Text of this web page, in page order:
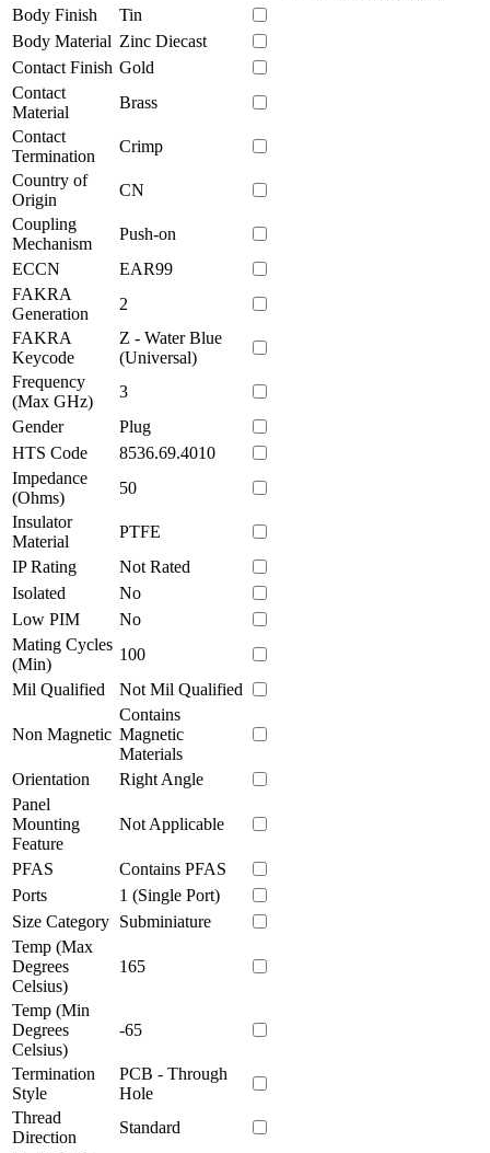
Body Finish
Tin
Body Material Zinc Diecast
Contact Finish Gold
Contact
Material
Brass
Contact
Termination
Crimp
Country of
Origin
CN
Coupling
Mechanism
Push-on
ECCN
EAR99
FAKRA
Generation
2
FAKRA
Keycode
Z - Water Blue
(Universal)
Frequency
(Max GHz)
3
Gender
Plug
HTS Code
8536.69.4010
Impedance
(Ohms)
50
Insulator
Material
PTFE
IP Rating
Not Rated
Isolated
No
Low PIM
No
Mating Cycles
(Min)
100
Mil Qualified
Not Mil Qualified
Non Magnetic
Contains
Magnetic
Materials
Orientation
Right Angle
Panel
Mounting
Feature
Not Applicable
PFAS
Contains PFAS
Ports
1 (Single Port)
Size Category Subminiature
Temp (Max
Degrees
Celsius)
165
Temp (Min
Degrees
Celsius)
-65
Termination
Style
PCB - Through
Hole
Thread
Direction
Standard